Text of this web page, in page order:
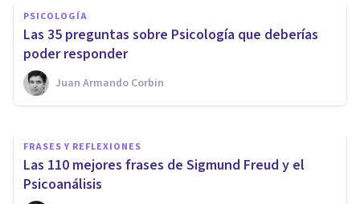
PSICOLOGÍA
Las 35 preguntas sobre Psicología que deberías
poder responder
Juan Armando Corbin
Teoría de la Gestalt: leyes y
principios fundamentales
Arturo Torres
FRASES Y REFLEXIONES
​Las 110 mejores frases de Sigmund Freud y el
Psicoanálisis